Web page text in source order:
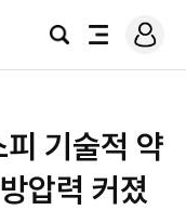
검
전
로
그
기술적 약
압력 커졌